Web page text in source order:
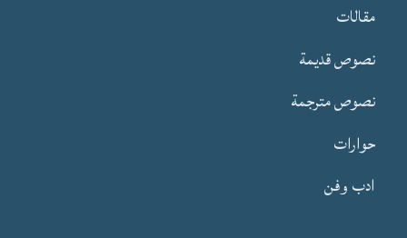
مقالات
نصوص قدیمة
نصوص مترجمة
حوارات
ادب وفن